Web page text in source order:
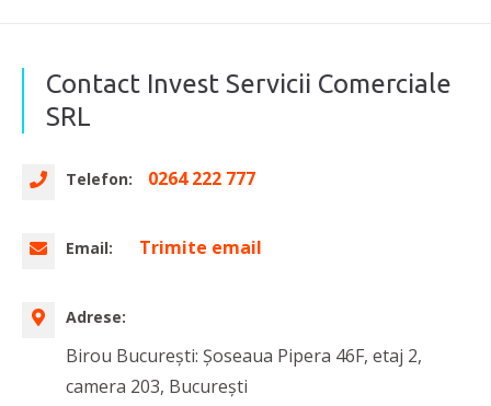
Contact Invest Servicii Comerciale
SRL
Telefon: 0264 222 777
Email: Trimite email
Adrese:
Birou Bucureşti: Șoseaua Pipera 46F, etaj 2,
camera 203, București